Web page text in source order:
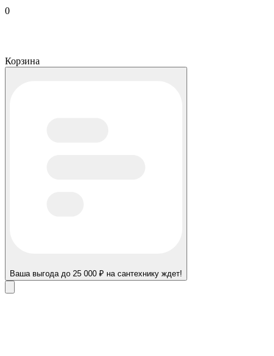
0
Корзина
Ваша выгода до 25 000 ₽ на сантехнику ждет!